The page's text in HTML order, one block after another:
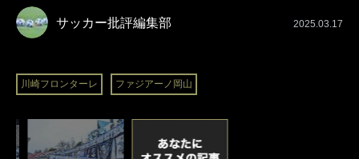
サッカー批評編集部 2025.03.17
川崎フロンターレ ファジアーノ岡山